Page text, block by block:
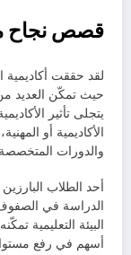
قصص نجاح
لقد حققت أكاديمية
حيث تمكّن العديد
يتجلى تأثير
الأكاديمية أو
والدورات المتخصصة
أحد الطلاب
الدراسة في الصفوف
البيئة التعليمية
أسهم في رفع